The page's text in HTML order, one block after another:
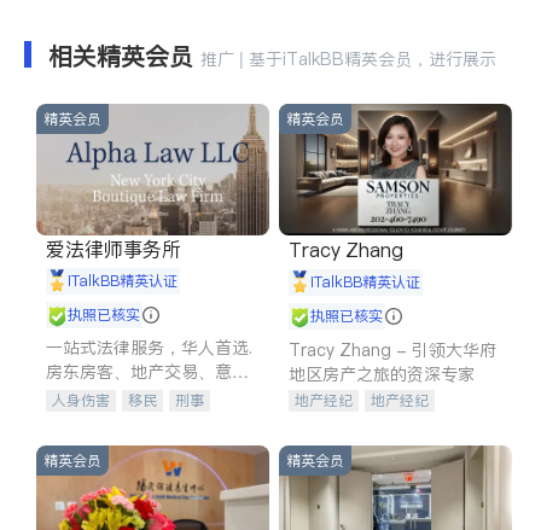
相关精英会员 推广 | 基于iTalkBB精英会员，进行展示
精英会员
爱法律师事务所
iTalkBB精英认证
执照已核实
一站式法律服务，华人首选.
房东房客、地产交易、意外
伤害、车祸重伤、商业诉
建筑合同、刑事案件全包办
人身伤害 移民
刑事
信托/遗嘱
商业
商标注册
律师-其它 保释
精英会员
Tracy Zhang
iTalkBB精英认证
执照已核实
Tracy Zhang - 引领大华府
地区房产之旅的资深专家
地产经纪
地产经纪
商铺租售
开发商建商
精英会员 精英会员